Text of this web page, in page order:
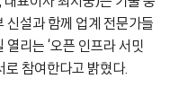
신설과 함께 업계 전문가들
열리는 ‘오픈 인프라 서밋
로 참여한다고 밝혔다.